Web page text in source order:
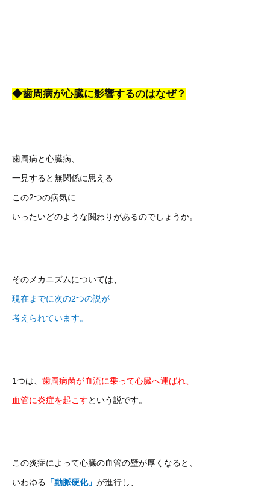
◆歯周病が心臓に影響するのはなぜ？
歯周病と心臓病、
一見すると無関係に思える
この2つの病気に
いったいどのような関わりがあるのでしょうか。
そのメカニズムについては、
現在までに次の2つの説が
考えられています。
1つは、 歯周病菌が血流に乗って心臓へ運ばれ、
血管に炎症を起こすという説です。
この炎症によって心臓の血管の壁が厚くなると、
いわゆる 「動脈硬化」 が進行し、